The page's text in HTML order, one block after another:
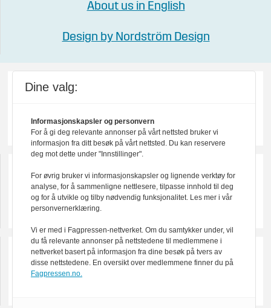
About us in English
Design by Nordström Design
Dine valg:
Informasjonskapsler og personvern
For å gi deg relevante annonser på vårt nettsted bruker vi
informasjon fra ditt besøk på vårt nettsted. Du kan reservere
deg mot dette under "Innstillinger".
For øvrig bruker vi informasjonskapsler og lignende verktøy for
analyse, for å sammenligne nettlesere, tilpasse innhold til deg
og for å utvikle og tilby nødvendig funksjonalitet. Les mer i vår
personvernerklæring.
Vi er med i Fagpressen-nettverket. Om du samtykker under, vil
du få relevante annonser på nettstedene til medlemmene i
nettverket basert på informasjon fra dine besøk på tvers av
disse nettstedene. En oversikt over medlemmene finner du på
Fagpressen.no.